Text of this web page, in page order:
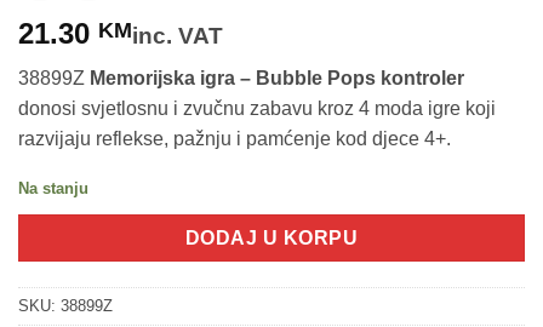
21.30 KMinc. VAT
38899Z Memorijska igra – Bubble Pops kontroler
donosi svjetlosnu i zvučnu zabavu kroz 4 moda igre koji
razvijaju reflekse, pažnju i pamćenje kod djece 4+.
Na stanju
DODAJ U KORPU
SKU: 38899Z